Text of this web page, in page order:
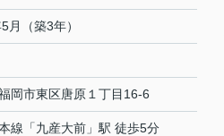
月（築3年）
岡市東区唐原 １丁目16-6
線 「九産大前 」駅 徒歩5分